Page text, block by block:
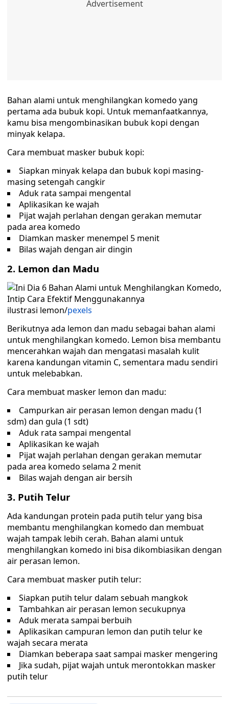
Bahan alami untuk menghilangkan komedo yang
pertama ada bubuk kopi. Untuk memanfaatkannya,
kamu bisa mengombinasikan bubuk kopi dengan
minyak kelapa.
Cara membuat masker bubuk kopi:
Siapkan minyak kelapa dan bubuk kopi masing-
masing setengah cangkir
Aduk rata sampai mengental
Aplikasikan ke wajah
Pijat wajah perlahan dengan gerakan memutar
pada area komedo
Diamkan masker menempel 5 menit
Bilas wajah dengan air dingin
2. Lemon dan Madu
ilustrasi lemon/pexels
Berikutnya ada lemon dan madu sebagai bahan alami
untuk menghilangkan komedo. Lemon bisa membantu
mencerahkan wajah dan mengatasi masalah kulit
karena kandungan vitamin C, sementara madu sendiri
untuk melebabkan.
Cara membuat masker lemon dan madu:
Campurkan air perasan lemon dengan madu (1
sdm) dan gula (1 sdt)
Aduk rata sampai mengental
Aplikasikan ke wajah
Pijat wajah perlahan dengan gerakan memutar
pada area komedo selama 2 menit
Bilas wajah dengan air bersih
3. Putih Telur
Ada kandungan protein pada putih telur yang bisa
membantu menghilangkan komedo dan membuat
wajah tampak lebih cerah. Bahan alami untuk
menghilangkan komedo ini bisa dikombiasikan dengan
air perasan lemon.
Cara membuat masker putih telur:
Siapkan putih telur dalam sebuah mangkok
Tambahkan air perasan lemon secukupnya
Aduk merata sampai berbuih
Aplikasikan campuran lemon dan putih telur ke
wajah secara merata
Diamkan beberapa saat sampai masker mengering
Jika sudah, pijat wajah untuk merontokkan masker
putih telur